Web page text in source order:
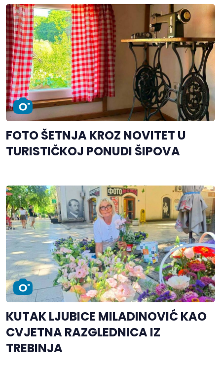
FOTO ŠETNJA KROZ NOVITET U
TURISTIČKOJ PONUDI ŠIPOVA
KUTAK LJUBICE MILADINOVIĆ KAO
CVJETNA RAZGLEDNICA IZ
TREBINJA